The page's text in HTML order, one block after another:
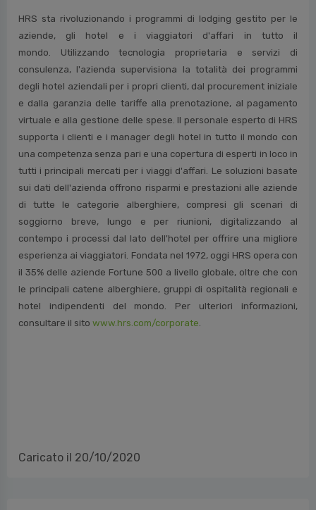
HRS sta rivoluzionando i programmi di lodging gestito per le
aziende, gli hotel e i viaggiatori d'affari in tutto il
mondo. Utilizzando tecnologia proprietaria e servizi di
consulenza, l'azienda supervisiona la totalità dei programmi
degli hotel aziendali per i propri clienti, dal procurement iniziale
e dalla garanzia delle tariffe alla prenotazione, al pagamento
virtuale e alla gestione delle spese. Il personale esperto di HRS
supporta i clienti e i manager degli hotel in tutto il mondo con
una competenza senza pari e una copertura di esperti in loco in
tutti i principali mercati per i viaggi d'affari. Le soluzioni basate
sui dati dell'azienda offrono risparmi e prestazioni alle aziende
di tutte le categorie alberghiere, compresi gli scenari di
soggiorno breve, lungo e per riunioni, digitalizzando al
contempo i processi dal lato dell'hotel per offrire una migliore
esperienza ai viaggiatori. Fondata nel 1972, oggi HRS opera con
il 35% delle aziende Fortune 500 a livello globale, oltre che con
le principali catene alberghiere, gruppi di ospitalità regionali e
hotel indipendenti del mondo. Per ulteriori informazioni,
consultare il sito www.hrs.com/corporate.
Caricato il 20/10/2020